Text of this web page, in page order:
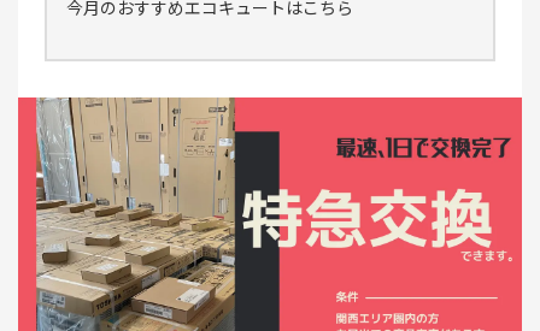
今月のおすすめエコキュートはこちら